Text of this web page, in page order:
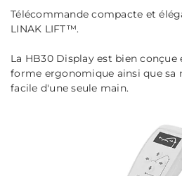
Télécommande compacte et
LINAK LIFT™.
La HB30 Display est bien conçue
forme ergonomique ainsi que
facile d'une seule main.